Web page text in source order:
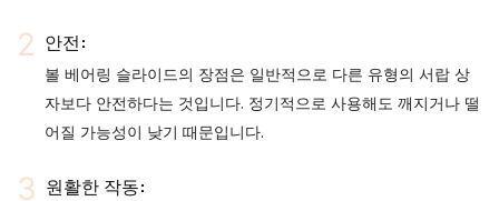
안전:
볼 베어링 슬라이드의 장점은 일반적으로 다른 유형의 서랍 상
자보다 안전하다는 것입니다. 정기적으로 사용해도 깨지거나 떨
어질 가능성이 낮기 때문입니다.
원활한 작동: